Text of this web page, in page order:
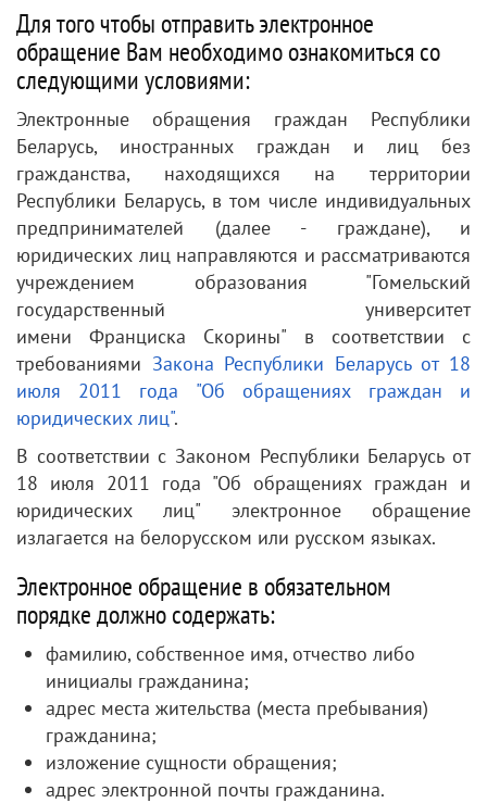
Для того чтобы отправить электронное
обращение Вам необходимо ознакомиться со
следующими условиями:
Электронные обращения граждан Республики
Беларусь, иностранных граждан и лиц без
гражданства, находящихся на территории
Республики Беларусь, в том числе индивидуальных
предпринимателей (далее - граждане), и
юридических лиц направляются и рассматриваются
учреждением образования "Гомельский
государственный университет
имени Франциска Скорины" в соответствии с
требованиями Закона Республики Беларусь от 18
июля 2011 года "Об обращениях граждан и
юридических лиц".
В соответствии с Законом Республики Беларусь от
18 июля 2011 года "Об обращениях граждан и
юридических лиц" электронное обращение
излагается на белорусском или русском языках.
Электронное обращение в обязательном
порядке должно содержать:
фамилию, собственное имя, отчество либо
инициалы гражданина;
адрес места жительства (места пребывания)
гражданина;
изложение сущности обращения;
адрес электронной почты гражданина.